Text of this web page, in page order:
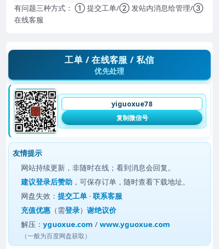
有问题三种方式： ① 提交工单/② 发站内消息给管理/③
在线客服
工单 / 在线客服 / 私信
优先处理
yiguoxue78
复制微信号
友情提示
网站持续更新，非随时在线；看到消息会回复。
建议登录后赞助 ，可保存订单，随时查看下载地址。
网盘失效：提交工单 ·联系客服
充值优惠 （需登录）谢绝议价
解压：yguoxue.com /www.yguoxue.com
（一般为百度网盘获取）